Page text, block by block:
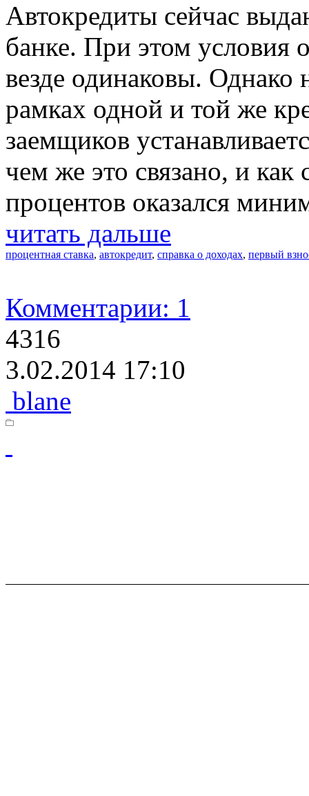
Автокредиты сейчас
банке. При этом условия
везде одинаковы. Однако
рамках одной и той же
заемщиков
чем же это связано, и как
процентов оказался
читать дальше
процентная ставка, автокредит, справка о доходах, первый
Комментарии: 1
4316
3.02.2014 17:10
blane